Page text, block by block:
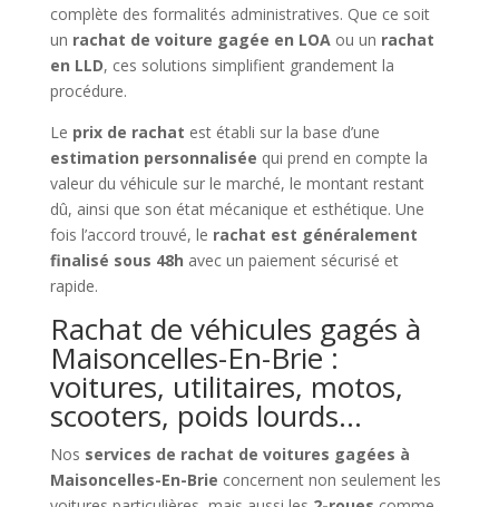
complète des formalités administratives. Que ce soit
un rachat de voiture gagée en LOA ou un rachat
en LLD, ces solutions simplifient grandement la
procédure.
Le prix de rachat est établi sur la base d’une
estimation personnalisée qui prend en compte la
valeur du véhicule sur le marché, le montant restant
dû, ainsi que son état mécanique et esthétique. Une
fois l’accord trouvé, le rachat est généralement
finalisé sous 48h avec un paiement sécurisé et
rapide.
Rachat de véhicules gagés à
Maisoncelles-En-Brie :
voitures, utilitaires, motos,
scooters, poids lourds…
Nos services de rachat de voitures gagées à
Maisoncelles-En-Brie concernent non seulement les